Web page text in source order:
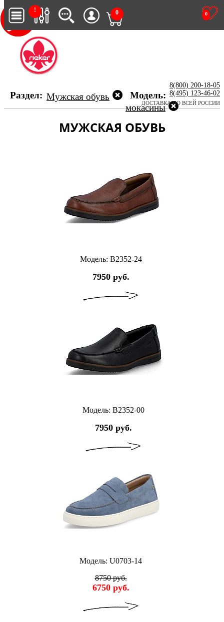
!
0
0
8(800) 200-18-05
8(495) 123-46-02
ДОСТАВКА ПО ВСЕЙ РОССИИ
Раздел: Мужская обувь
Модель:
мокасины
МУЖСКАЯ ОБУВЬ
Модель: B2352-24
7950 руб.
Модель: B2352-00
7950 руб.
Модель: U0703-14
8750 руб.
6750 руб.